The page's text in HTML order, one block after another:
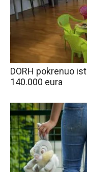
DORH pokrenuo
140.000 eura